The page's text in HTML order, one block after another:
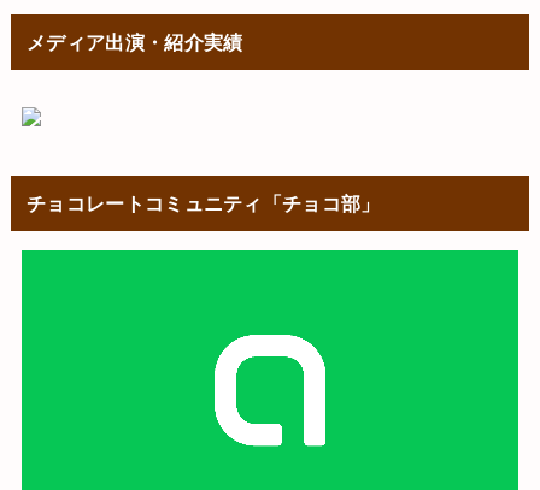
メディア出演・紹介実績
チョコレートコミュニティ「チョコ部」